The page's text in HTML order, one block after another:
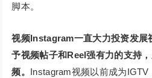
脚本。
视频Instagram一直大力投资发展
予视频帖子和Reel强有力的支持
频。 Instagram视频以前成为